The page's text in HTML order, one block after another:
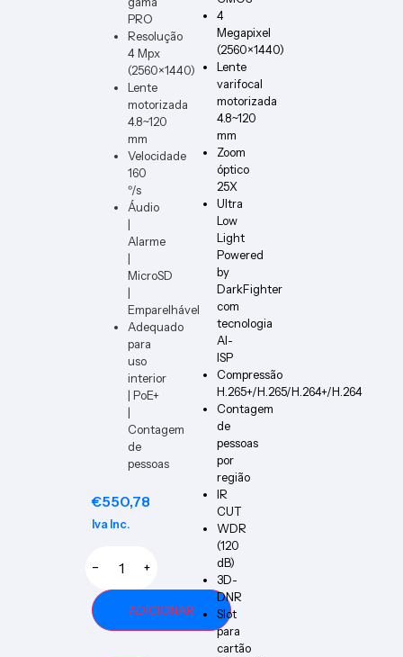
PRO
Resolução
4 Mpx
(2560×1440)
Lente
motorizada
4.8~120
mm
Velocidade
160
º/s
Áudio
|
Alarme
|
MicroSD
|
Emparelhável
Adequado
para
uso
interior
| PoE+
|
Contagem
de
pessoas
€550,78
Iva Inc.
− +
ADICIONAR
4
Megapixel
(2560×1440)
Lente
varifocal
motorizada
4.8~120
mm
Zoom
óptico
25X
Ultra
Low
Light
Powered
by
DarkFighter
com
tecnologia
AI-
ISP
Compressão
H.265+/H.265/H.264+/H.264
Contagem
de
pessoas
por
região
IR
CUT
WDR
(120
dB)
3D-
DNR
Slot
para
cartão